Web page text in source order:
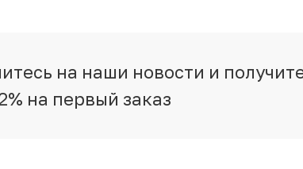
на наши новости и
на первый заказ